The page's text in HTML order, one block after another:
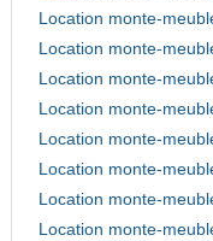
Location monte-
Location monte-
Location monte-
Location monte-
Location monte-
Location monte-
Location monte-
Location monte-